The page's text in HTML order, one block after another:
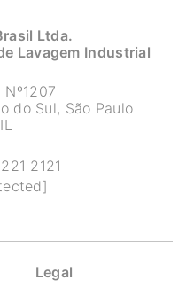
Ltda.
Lavagem Industrial
do Sul, São Paulo
2121
Legal